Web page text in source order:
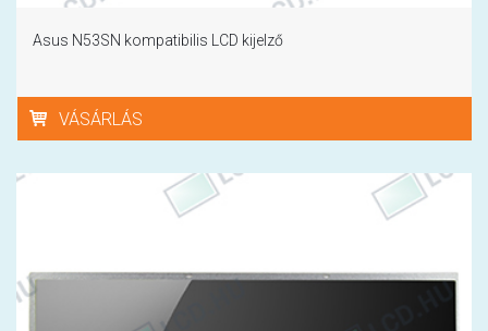
Asus N53SN kompatibilis LCD kijelző
VÁSÁRLÁS